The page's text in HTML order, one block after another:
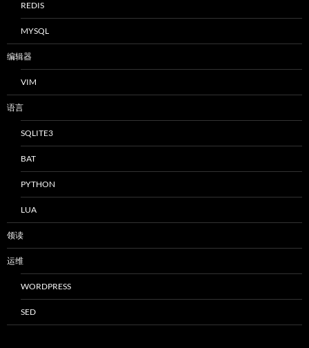
REDIS
MYSQL
编辑器
VIM
语言
SQLITE3
BAT
PYTHON
LUA
领读
运维
WORDPRESS
SED